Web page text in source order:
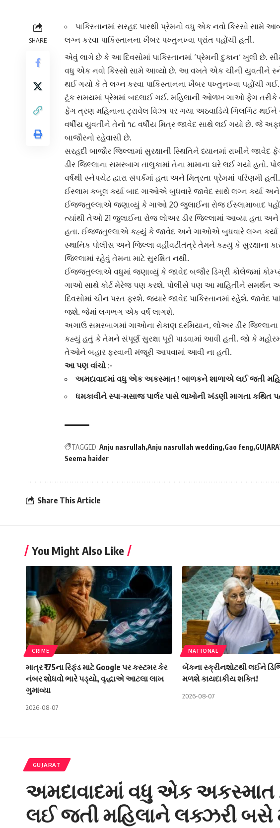
SHARE
પાકિસ્તાનમાં સરહદ પારથી પ્રેમનો વધુ એક નવો કિસ્સો સામે
લગ્ન કરવા પાકિસ્તાનના ખૈબર પખ્તુનખ્વા પ્રાંત પહોંચી હતી.
એવું લાગે છે કે આ દિવસોમાં પાકિસ્તાનમાં ‘પ્રેમની દુકાન‘ ખુલી છે.
વધુ એક નવો કિસ્સો સામે આવ્યો છે. આ વખતે એક ચીની યુવતીને
થઈ ગયો કે તે લગ્ન કરવા પાકિસ્તાનના ખૈબર પખ્તુનખ્વા પહોંચી
ટૂંક સમયમાં પ્રેમમાં બદલાઈ ગઈ. મહિલાની ઓળખ ગાઓ ફેંગ
ફેંગ ત્રણ મહિનાના ટ્રાવેલ વિઝા પર ગયા અઠવાડિયે ગિલગિટ થઈને
વર્ષીય યુવતીને તેનો ૧૮ વર્ષીય મિત્ર જાવેદ સાથે લઈ ગયો છે. જે
બાજૌરનો રહેવાસી છે.
સરહદી બાજૌર જિલ્લામાં સુરક્ષાની સ્થિતિને ધ્યાનમાં રાખીને
ડીર જિલ્લાના સમરબાગ તાલુકામાં તેના મામાના ઘરે લઈ ગયો હતો.
વર્ષથી સ્નેપચેટ દ્વારા સંપર્કમાં હતા અને મિત્રતા પ્રેમમાં પરિણમી
ઈસ્લામ કબૂલ કર્યા બાદ ગાઓએ બુધવારે જાવેદ સાથે લગ્ન કર્યા અને
ઈજ્જતુલ્લાએ જણાવ્યું કે ગાઓ 20 જુલાઈના રોજ ઈસ્લામાબાદ
ત્યાંથી તેઓ 21 જુલાઈના રોજ લોઅર ડીર જિલ્લામાં આવ્યા હતા
હતા. ઈજ્જતુલ્લાએ કહ્યું કે જાવેદ અને ગાઓએ બુધવારે લગ્ન
સ્થાનિક પોલીસ અને જિલ્લા વહીવટીતંત્રે તેમને કહ્યું કે સુરક્ષાના
જિલ્લામાં રહેવું તેમના માટે સુરક્ષિત નથી.
ઈજ્જતુલ્લાએ વધુમાં જણાવ્યું કે જાવેદ બજૌર ડિગ્રી કોલેજમાં
ગાઓ સાથે કોર્ટ મેરેજ પણ કરશે. પોલીસે પણ આ માહિતીને સમર્થન
દિવસોમાં ચીન પરત ફરશે. જ્યારે જાવેદ પાકિસ્તાનમાં રહેશે. જાવેદ
જશે. જેમાં લગભગ એક વર્ષ લાગશે.
અગાઉ સમરબાગમાં ગાઓના રોકાણ દરમિયાન, લોઅર ડીર જિલ્લાના
કહ્યું હતું કે તેમને સંપૂર્ણ સુરક્ષા પૂરી પાડવામાં આવી હતી. જો કે
તેઓને બહાર ફરવાની મંજૂરી આપવામાં આવી ના હતી.
આ પણ વાંચો :-
અમદાવાદમાં વધુ એક અકસ્માત ! બાળકને શાળાએ લઈ જતી
ધમકાવીને સ્પા-મસાજ પાર્લર પાસે લાખોની ખંડણી માગતા કથિત
TAGGED: Anju nasrullah Anju nasrullah wedding Gao feng
Seema haider
Share This Article
You Might Also Like
CRIME
માત્ર ₹175ના રિફંડ માટે Google પર કસ્ટમર કેર
નંબર શોધવો ભારે પડ્યો, વૃદ્ધાએ આટલા લાખ
ગુમાવ્યા
2026-08-07
NATIONAL
બેંકના સ્ક્રીનશોટથી લઈને
મળશે કાયદાકીય શક્તિ!
2026-08-07
GUJARAT
અમદાવાદમાં વધુ એક
લઈ જતી મહિલાને લક્ઝરી બસે